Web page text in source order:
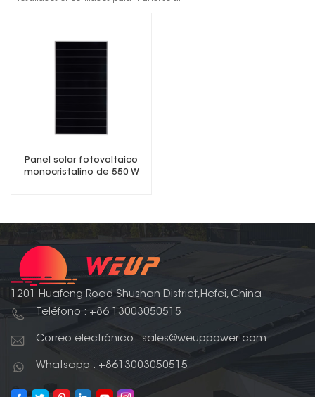
Panel solar fotovoltaico
monocristalino de 550 W
1201 Huafeng Road Shushan District,Hefei, China
Teléfono : +86 13003050515
Correo electrónico : sales@weuppower.com
Whatsapp : +8613003050515